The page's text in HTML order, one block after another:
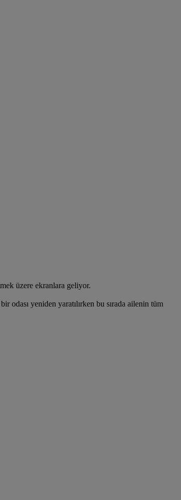
üzere ekranlara geliyor.
odası yeniden yaratılırken bu sırada ailenin tüm